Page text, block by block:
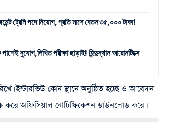
পদে নিয়োগ, প্রতি মাসে বেতন ৩৫,০০০ টাকা!
পরীক্ষা ছাড়াই! হিন্দুস্থান আরোনটিক্সে
ইন্টারভিউ কোন স্থানে অনুষ্ঠিত হচ্ছে ও আবেদন
করে অফিসিয়াল নোটিফিকেশন ডাউনলোড করে।